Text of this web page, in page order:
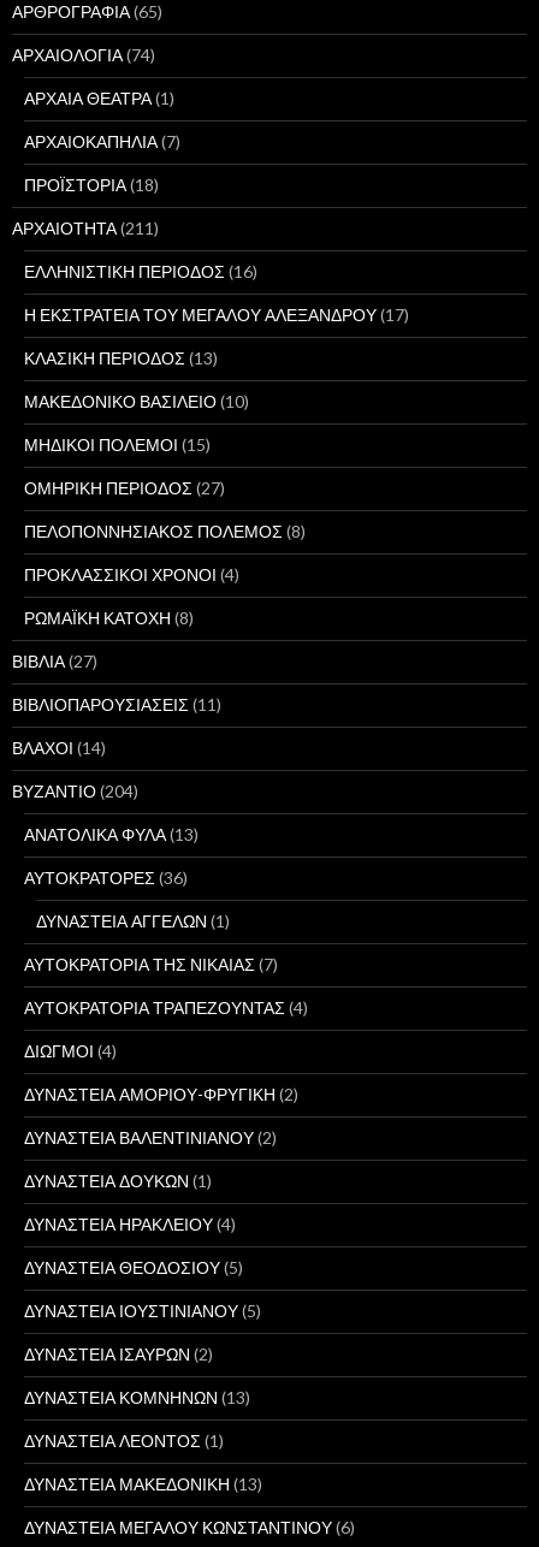
ΑΡΘΡΟΓΡΑΦΙΑ(65)
ΑΡΧΑΙΟΛΟΓΙΑ(74)
ΑΡΧΑΙΑ ΘΕΑΤΡΑ(1)
ΑΡΧΑΙΟΚΑΠΗΛΙΑ(7)
ΠΡΟΪΣΤΟΡΙΑ(18)
ΑΡΧΑΙΟΤΗΤΑ(211)
ΕΛΛΗΝΙΣΤΙΚΗ ΠΕΡΙΟΔΟΣ (16)
Η ΕΚΣΤΡΑΤΕΙΑ ΤΟΥ ΜΕΓΑΛΟΥ ΑΛΕΞΑΝΔΡΟΥ(17)
ΚΛΑΣΙΚΗ ΠΕΡΙΟΔΟΣ (13)
ΜΑΚΕΔΟΝΙΚΟ ΒΑΣΙΛΕΙΟ(10)
ΜΗΔΙΚΟΙ ΠΟΛΕΜΟΙ (15)
ΟΜΗΡΙΚΗ ΠΕΡΙΟΔΟΣ (27)
ΠΕΛΟΠΟΝΝΗΣΙΑΚΟΣ ΠΟΛΕΜΟΣ (8)
ΠΡΟΚΛΑΣΣΙΚΟΙ ΧΡΟΝΟΙ (4)
ΡΩΜΑΪΚΗ ΚΑΤΟΧΗ (8)
ΒΙΒΛΙΑ(27)
ΒΙΒΛΙΟΠΑΡΟΥΣΙΑΣΕΙΣ (11)
ΒΛΑΧΟΙ (14)
ΒΥΖΑΝΤΙΟ(204)
ΑΝΑΤΟΛΙΚΑ ΦΥΛΑ(13)
ΑΥΤΟΚΡΑΤΟΡΕΣ (36)
ΔΥΝΑΣΤΕΙΑ ΑΓΓΕΛΩΝ (1)
ΑΥΤΟΚΡΑΤΟΡΙΑ ΤΗΣ ΝΙΚΑΙΑΣ (7)
ΑΥΤΟΚΡΑΤΟΡΙΑ ΤΡΑΠΕΖΟΥΝΤΑΣ (4)
ΔΙΩΓΜΟΙ (4)
ΔΥΝΑΣΤΕΙΑ ΑΜΟΡΙΟΥ-ΦΡΥΓΙΚΗ (2)
ΔΥΝΑΣΤΕΙΑ ΒΑΛΕΝΤΙΝΙΑΝΟΥ(2)
ΔΥΝΑΣΤΕΙΑ ΔΟΥΚΩΝ (1)
ΔΥΝΑΣΤΕΙΑ ΗΡΑΚΛΕΙΟΥ(4)
ΔΥΝΑΣΤΕΙΑ ΘΕΟΔΟΣΙΟΥ(5)
ΔΥΝΑΣΤΕΙΑ ΙΟΥΣΤΙΝΙΑΝΟΥ(5)
ΔΥΝΑΣΤΕΙΑ ΙΣΑΥΡΩΝ (2)
ΔΥΝΑΣΤΕΙΑ ΚΟΜΝΗΝΩΝ (13)
ΔΥΝΑΣΤΕΙΑ ΛΕΟΝΤΟΣ (1)
ΔΥΝΑΣΤΕΙΑ ΜΑΚΕΔΟΝΙΚΗ (13)
ΔΥΝΑΣΤΕΙΑ ΜΕΓΑΛΟΥ ΚΩΝΣΤΑΝΤΙΝΟΥ(6)